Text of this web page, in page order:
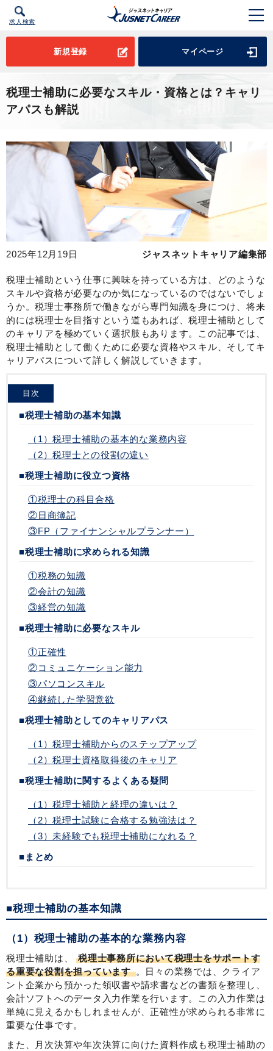
求人検索
新規登録 マイページ
税理士補助に必要なスキル・資格とは？キャリ
アパスも解説
2025年12月19日 ジャスネットキャリア編集部
税理士補助という仕事に興味を持っている方は、どのような
スキルや資格が必要なのか気になっているのではないでしょ
うか。税理士事務所で働きながら専門知識を身につけ、将来
的には税理士を目指すという道もあれば、税理士補助として
のキャリアを極めていく選択肢もあります。この記事では、
税理士補助として働くために必要な資格やスキル、そしてキ
ャリアパスについて詳しく解説していきます。
目次
■税理士補助の基本知識
（1）税理士補助の基本的な業務内容
（2）税理士との役割の違い
■税理士補助に役立つ資格
①税理士の科目合格
②日商簿記
③FP（ファイナンシャルプランナー）
■税理士補助に求められる知識
①税務の知識
②会計の知識
③経営の知識
■税理士補助に必要なスキル
①正確性
②コミュニケーション能力
③パソコンスキル
④継続した学習意欲
■税理士補助としてのキャリアパス
（1）税理士補助からのステップアップ
（2）税理士資格取得後のキャリア
■税理士補助に関するよくある疑問
（1）税理士補助と経理の違いは？
（2）税理士試験に合格する勉強法は？
（3）未経験でも税理士補助になれる？
■まとめ
■税理士補助の基本知識
（1）税理士補助の基本的な業務内容
税理士補助は、
税理士事務所において税理士をサポートす
る重要な役割を担っています。日々の業務では、クライア
ント企業から預かった領収書や請求書などの書類を整理し、
会計ソフトへのデータ入力作業を行います。この入力作業は
単純に見えるかもしれませんが、正確性が求められる非常に
重要な仕事です。
また、月次決算や年次決算に向けた資料作成も税理士補助の